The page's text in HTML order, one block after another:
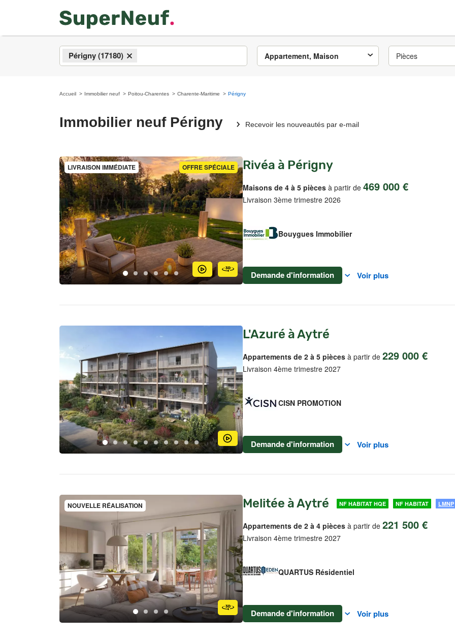
×
Périgny (17180) Appartement, Maison Pièces
Accueil Immobilier neuf Poitou-Charentes Charente-Maritime Périgny
Immobilier neuf Périgny Recevoir les nouveautés par e-mail
OFFRE SPÉCIALE
LIVRAISON IMMÉDIATE Rivéa à Périgny
Maisons de 4 à 5 pièces à partir de 469 000 €
Livraison 3ème trimestre 2026
Bouygues Immobilier
Demande d'information Voir plus
L'Azuré à Aytré
Appartements de 2 à 5 pièces à partir de 229 000 €
Livraison 4ème trimestre 2027
CISN PROMOTION
Demande d'information Voir plus
NOUVELLE RÉALISATION Melitée à Aytré NF HABITAT HQE NF HABITAT LMNP
Appartements de 2 à 4 pièces à partir de 221 500 €
Livraison 4ème trimestre 2027
QUARTUS Résidentiel
Demande d'information Voir plus